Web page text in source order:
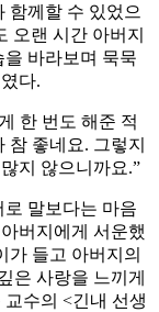
함께할 수 있었으
오랜 시간 아버지
바라보며 묵묵
다.
한 번도 해준 적
좋네요. 그렇지
지 않으니까요.”
말보다는 마음
버지에게 서운했
가 들고 아버지의
은 사랑을 느끼게
수의 <긴내 선생